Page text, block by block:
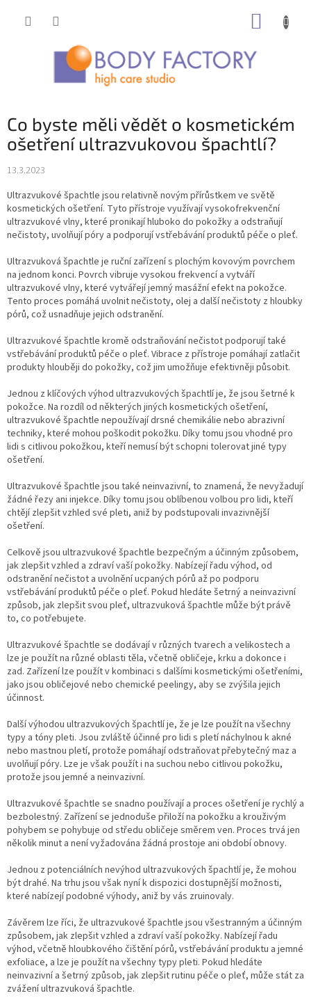
Co byste měli vědět o kosmetickém
ošetření ultrazvukovou špachtlí?
13.3.2023
Ultrazvukové špachtle jsou relativně novým přírůstkem ve světě
kosmetických ošetření. Tyto přístroje využívají vysokofrekvenční
ultrazvukové vlny, které pronikají hluboko do pokožky a odstraňují
nečistoty, uvolňují póry a podporují vstřebávání produktů péče o pleť.
Ultrazvuková špachtle je ruční zařízení s plochým kovovým povrchem
na jednom konci. Povrch vibruje vysokou frekvencí a vytváří
ultrazvukové vlny, které vytvářejí jemný masážní efekt na pokožce.
Tento proces pomáhá uvolnit nečistoty, olej a další nečistoty z hloubky
pórů, což usnadňuje jejich odstranění.
Ultrazvukové špachtle kromě odstraňování nečistot podporují také
vstřebávání produktů péče o pleť. Vibrace z přístroje pomáhají zatlačit
produkty hlouběji do pokožky, což jim umožňuje efektivněji působit.
Jednou z klíčových výhod ultrazvukových špachtlí je, že jsou šetrné k
pokožce. Na rozdíl od některých jiných kosmetických ošetření,
ultrazvukové špachtle nepoužívají drsné chemikálie nebo abrazivní
techniky, které mohou poškodit pokožku. Díky tomu jsou vhodné pro
lidi s citlivou pokožkou, kteří nemusí být schopni tolerovat jiné typy
ošetření.
Ultrazvukové špachtle jsou také neinvazivní, to znamená, že nevyžadují
žádné řezy ani injekce. Díky tomu jsou oblíbenou volbou pro lidi, kteří
chtějí zlepšit vzhled své pleti, aniž by podstupovali invazivnější
ošetření.
Celkově jsou ultrazvukové špachtle bezpečným a účinným způsobem,
jak zlepšit vzhled a zdraví vaší pokožky. Nabízejí řadu výhod, od
odstranění nečistot a uvolnění ucpaných pórů až po podporu
vstřebávání produktů péče o pleť. Pokud hledáte šetrný a neinvazivní
způsob, jak zlepšit svou pleť, ultrazvuková špachtle může být právě
to, co potřebujete.
Ultrazvukové špachtle se dodávají v různých tvarech a velikostech a
lze je použít na různé oblasti těla, včetně obličeje, krku a dokonce i
zad. Zařízení lze použít v kombinaci s dalšími kosmetickými ošetřeními,
jako jsou obličejové nebo chemické peelingy, aby se zvýšila jejich
účinnost.
Další výhodou ultrazvukových špachtlí je, že je lze použít na všechny
typy a tóny pleti. Jsou zvláště účinné pro lidi s pletí náchylnou k akné
nebo mastnou pletí, protože pomáhají odstraňovat přebytečný maz a
uvolňují póry. Lze je však použít i na suchou nebo citlivou pokožku,
protože jsou jemné a neinvazivní.
Ultrazvukové špachtle se snadno používají a proces ošetření je rychlý a
bezbolestný. Zařízení se jednoduše přiloží na pokožku a krouživým
pohybem se pohybuje od středu obličeje směrem ven. Proces trvá jen
několik minut a není vyžadována žádná prostoje ani období obnovy.
Jednou z potenciálních nevýhod ultrazvukových špachtlí je, že mohou
být drahé. Na trhu jsou však nyní k dispozici dostupnější možnosti,
které nabízejí podobné výhody, aniž by vás zruinovaly.
Závěrem lze říci, že ultrazvukové špachtle jsou všestranným a účinným
způsobem, jak zlepšit vzhled a zdraví vaší pokožky. Nabízejí řadu
výhod, včetně hloubkového čištění pórů, vstřebávání produktu a jemné
exfoliace, a lze je použít na všechny typy pleti. Pokud hledáte
neinvazivní a šetrný způsob, jak zlepšit rutinu péče o pleť, může stát za
zvážení ultrazvuková špachtle.